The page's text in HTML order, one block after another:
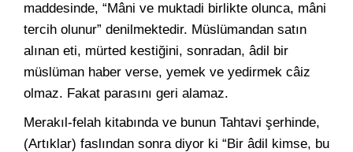
maddesinde, “Mâni ve muktadi birlikte olunca, mâni
tercih olunur” denilmektedir. Müslümandan satın
alınan eti, mürted kestiğini, sonradan, âdil bir
müslüman haber verse, yemek ve yedirmek câiz
olmaz. Fakat parasını geri alamaz.
Merakıl-felah kitabında ve bunun Tahtavi şerhinde,
(Artıklar) faslından sonra diyor ki “Bir âdil kimse, bu